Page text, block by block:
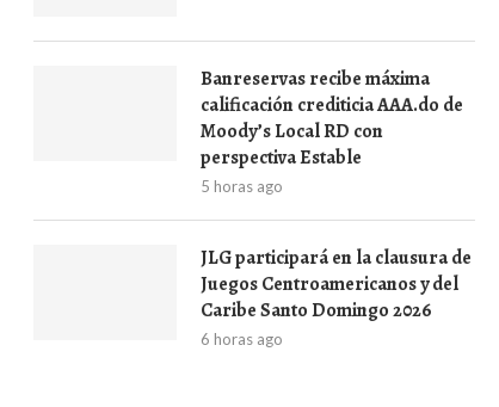
Banreservas recibe máxima
calificación crediticia AAA.do de
Moody’s Local RD con
perspectiva Estable
5 horas ago
JLG participará en la clausura de
Juegos Centroamericanos y del
Caribe Santo Domingo 2026
6 horas ago